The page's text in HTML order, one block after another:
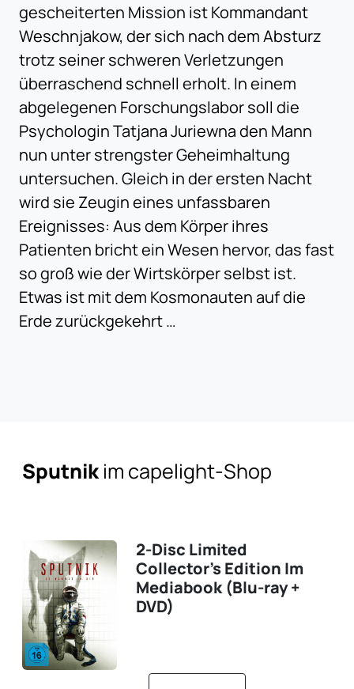
gescheiterten Mission ist Kommandant
Weschnjakow, der sich nach dem Absturz
trotz seiner schweren Verletzungen
überraschend schnell erholt. In einem
abgelegenen Forschungslabor soll die
Psychologin Tatjana Juriewna den Mann
nun unter strengster Geheimhaltung
untersuchen. Gleich in der ersten Nacht
wird sie Zeugin eines unfassbaren
Ereignisses: Aus dem Körper ihres
Patienten bricht ein Wesen hervor, das fast
so groß wie der Wirtskörper selbst ist.
Etwas ist mit dem Kosmonauten auf die
Erde zurückgekehrt …
Sputnikim capelight-Shop
2-Disc Limited
Collector's Edition Im
Mediabook (Blu-ray +
DVD)